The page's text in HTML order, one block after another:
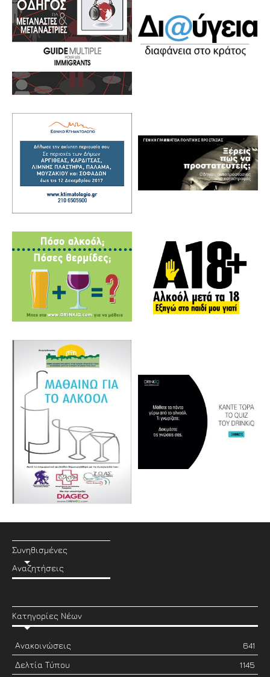
Συνηθισμένες
Αναζητήσεις
Κατηγορίες Νέων
Ανακοινώσεις
641
Δελτία Τύπου
1145